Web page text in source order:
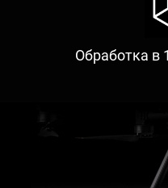
Обработка в